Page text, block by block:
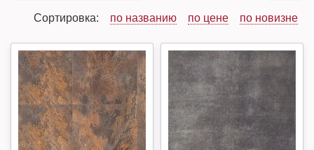
Сортировка: по названию по цене по новизне